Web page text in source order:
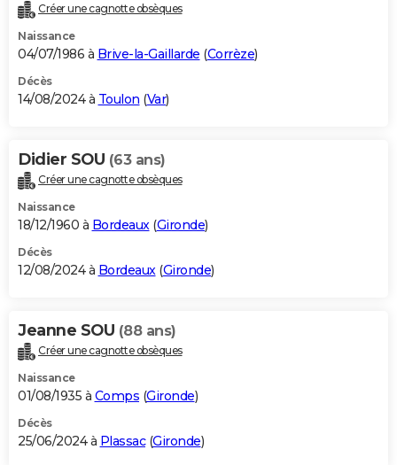
Créer une cagnotte obsèques
Naissance
04/07/1986 à Brive-la-Gaillarde (Corrèze)
Décès
14/08/2024 à Toulon (Var)
Didier SOU (63 ans)
Créer une cagnotte obsèques
Naissance
18/12/1960 à Bordeaux(Gironde)
Décès
12/08/2024 à Bordeaux(Gironde)
Jeanne SOU (88 ans)
Créer une cagnotte obsèques
Naissance
01/08/1935 à Comps (Gironde)
Décès
25/06/2024 à Plassac(Gironde)